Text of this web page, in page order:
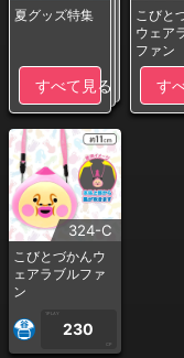
夏グッズ特集
すべて見る
こびと
ウェア
ファン
す
324-C
こびとづかんウ
ェアラブルファ
ン
1PLAY
230
CP